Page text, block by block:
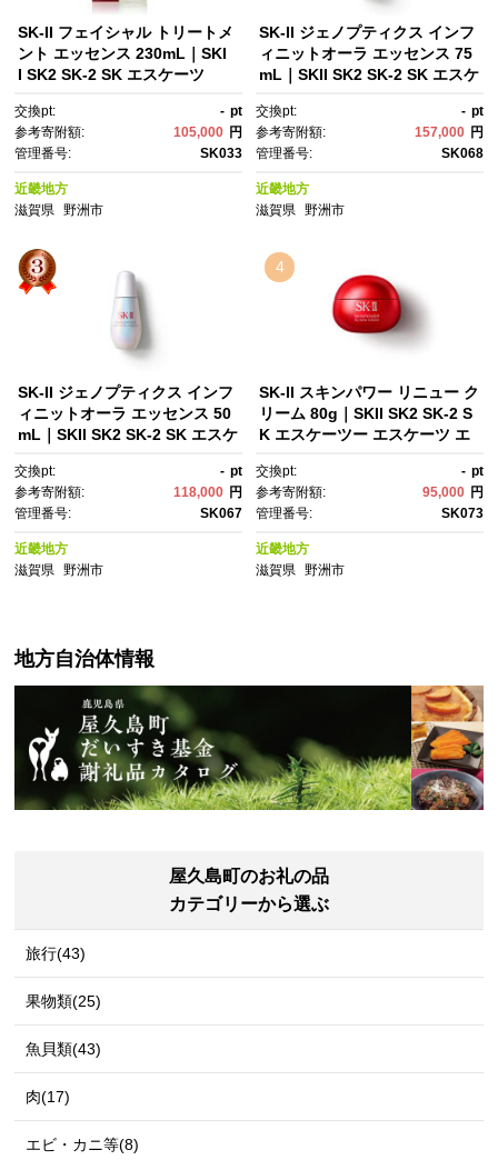
SK-II フェイシャル トリートメ
ント エッセンス 230mL｜SKI
I SK2 SK-2 SK エスケーツ
ラ スキンケア 化粧品 ｺｽﾒ フェ
イシャルトリートメントエッセ
ンス フェイシャルトリートメ
ント トリートメントエッセン
ス 化粧水｜
交換pt: - pt
参考寄附額:
105,000 円
管理番号:
SK033
近畿地方
滋賀県
野洲市
SK-II ジェノプティクス インフ
ィニットオーラ エッセンス 75
mL｜SKII SK2 SK-2 SK エスケ
テラ スキンケア 化粧品 コス
メ エッセンス ジェノプ 美容
液 美白 美白美容液 ホワイトニ
ング｜
交換pt: - pt
参考寄附額:
157,000 円
管理番号:
SK068
近畿地方
滋賀県 野洲市
SK-II ジェノプティクス インフ
ィニットオーラ エッセンス 50
mL｜SKII SK2 SK-2 SK エスケ
テラ スキンケア 化粧品 コス
メ エッセンス ジェノプ 美容
液 美白 美白美容液 ホワイトニ
ング｜
交換pt: - pt
参考寄附額:
118,000 円
管理番号:
SK067
近畿地方
滋賀県
野洲市
4
SK-II スキンパワー リニュー ク
リーム 80g｜SKII SK2 SK-2 S
K エスケーツー エスケーツ エ
キンケア 化粧品 コスメ スキン
パワー リニュー クリーム 乳
液 美容乳液 美容 保湿乳液 保
湿 基礎化粧品｜
交換pt: - pt
参考寄附額:
95,000 円
管理番号:
SK073
近畿地方
滋賀県 野洲市
地方自治体情報
屋久島町のお礼の品
カテゴリーから選ぶ
旅行(43)
果物類(25)
魚貝類(43)
肉(17)
エビ・カニ等(8)